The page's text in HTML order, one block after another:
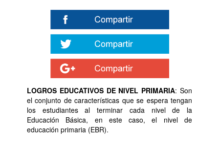
LOGROS EDUCATIVOS DE NIVEL PRIMARIA: Son
el conjunto de características que se espera tengan
los estudiantes al terminar cada nivel de la
Educación Básica, en este caso, el nivel de
educación primaria (EBR).